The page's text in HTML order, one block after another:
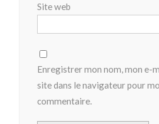
Site web
Enregistrer mon nom, mon e-
site dans le navigateur pour
commentaire.